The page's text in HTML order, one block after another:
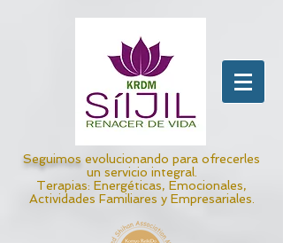
Seguimos evolucionando para ofrecerles
un servicio integral.
Terapias: Energéticas, Emocionales,
Actividades Familiares y Empresariales.